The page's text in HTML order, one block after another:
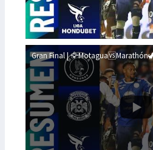
Gran Final |